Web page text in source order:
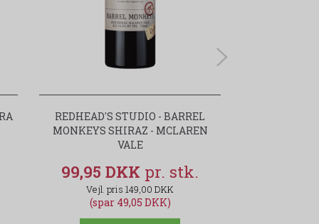
REDHEAD'S STUDIO - BARREL
MONKEYS SHIRAZ - MCLAREN
VALE
99,95 DKK
149,00 DKK
(spar 49,05 DKK)